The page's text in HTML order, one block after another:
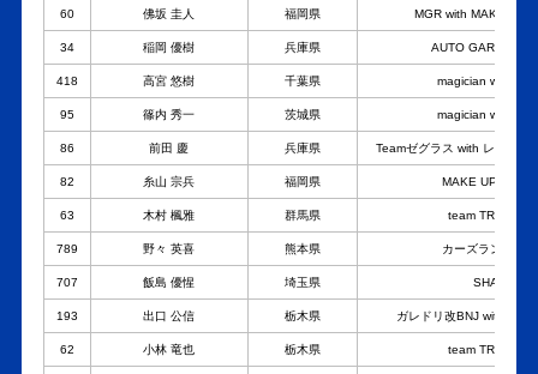
60 佛坂 圭人 福岡県 MGR with MAKE UP
34 稲岡 優樹 兵庫県 AUTO GARAGE
418 高宮 悠樹 千葉県 magician with
95 篠内 秀一 茨城県 magician with
86 前田 慶 兵庫県 Teamゼグラス with レーシン
82 糸山 宗兵 福岡県 MAKE UP
63 木村 楓雅 群馬県 team TRINITY
789 野々 英喜 熊本県 カーズランドレ
707 飯島 優惺 埼玉県 SHAKE
193 出口 公信 栃木県 ガレドリ改BNJ with Dz
62 小林 竜也 栃木県 team TRINITY